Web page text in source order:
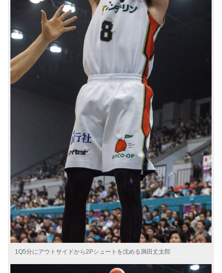
1Q5分にアウトサイドから2Pシュートを沈める満田丈太郎